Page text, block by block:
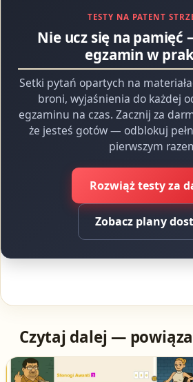
TESTY NA PATENT
Nie ucz się na pamięć
egzamin w
Setki pytań opartych na
broni, wyjaśnienia do każdej
egzaminu na czas. Zacznij za
że jesteś gotów — odblokuj
pierwszym
Rozwiąż testy za
Zobacz plany
Czytaj dalej —